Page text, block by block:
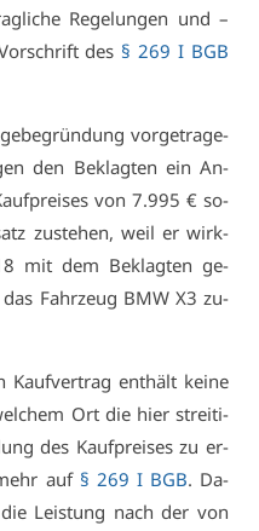
Re­ge­lun­gen und –
des § 269 I BGB
vor­ge­tra­ge­
den Be­klag­ten ein An­
von 7.995 € so­
zu­ste­hen, weil er wirk­
mit dem Be­klag­ten ge­
Fahr­zeug BMW X3 zu­
Kauf­ver­trag ent­hält kei­ne
Ort die hier strei­ti­
des Kauf­prei­ses zu er­
auf § 269 I BGB. Da­
Leis­tung nach der von